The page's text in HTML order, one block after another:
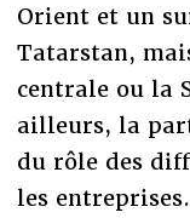
Orient et un
Tatarstan,
centrale ou la
ailleurs, la
du rôle des
les